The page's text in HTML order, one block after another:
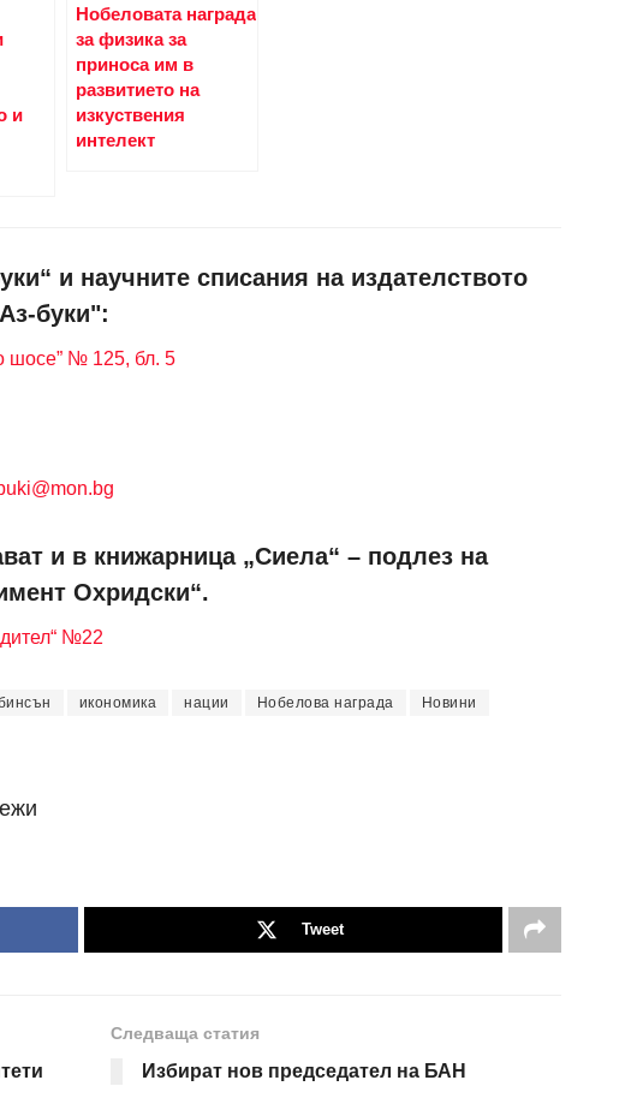
и
Нобеловата награда
за физика за
приноса им в
развитието на
изкуствения
интелект
и научните списания на издателството
буки":
шосе” № 125, бл. 5
и в книжарница „Сиела“ – подлез на
Охридски“.
№22
икономика нации Нобелова награда Новини
Tweet
Следваща статия
Избират нов председател на БАН